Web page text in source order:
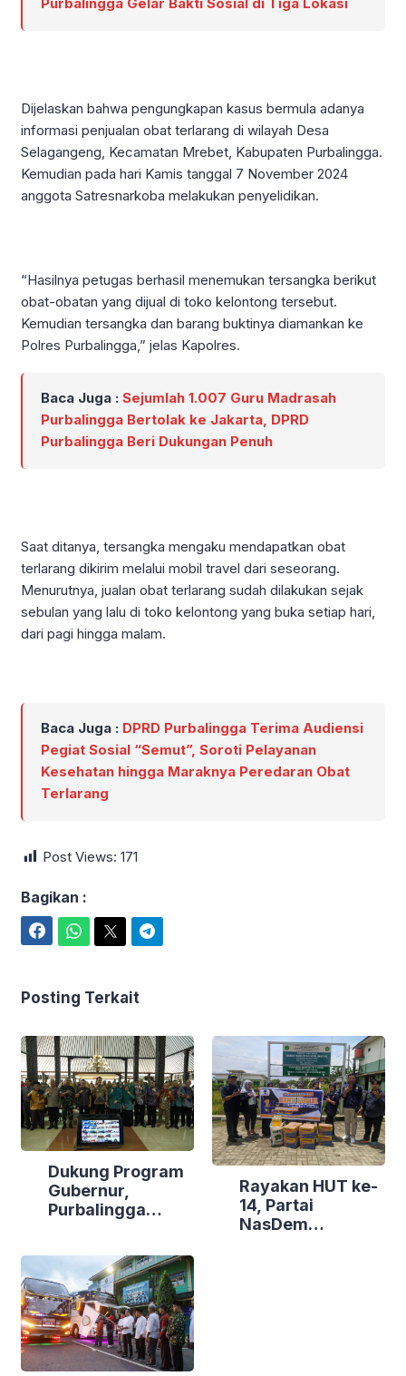
Dijelaskan bahwa pengungkapan kasus bermula adanya
informasi penjualan obat terlarang di wilayah Desa
Selagangeng, Kecamatan Mrebet, Kabupaten Purbalingga.
Kemudian pada hari Kamis tanggal 7 November 2024
anggota Satresnarkoba melakukan penyelidikan.
“Hasilnya petugas berhasil menemukan tersangka berikut
obat-obatan yang dijual di toko kelontong tersebut.
Kemudian tersangka dan barang buktinya diamankan ke
Polres Purbalingga,” jelas Kapolres.
Baca Juga : Sejumlah 1.007 Guru Madrasah
Purbalingga Bertolak ke Jakarta, DPRD
Purbalingga Beri Dukungan Penuh
Saat ditanya, tersangka mengaku mendapatkan obat
terlarang dikirim melalui mobil travel dari seseorang.
Menurutnya, jualan obat terlarang sudah dilakukan sejak
sebulan yang lalu di toko kelontong yang buka setiap hari,
dari pagi hingga malam.
Baca Juga : DPRD Purbalingga Terima Audiensi
Pegiat Sosial “Semut”, Soroti Pelayanan
Kesehatan hingga Maraknya Peredaran Obat
Terlarang
Post Views: 171
Bagikan :
Posting Terkait
Dukung Program
Gubernur,
Purbalingga
Kecamatan
Berdaya
Rayakan HUT ke-
14, Partai
NasDem